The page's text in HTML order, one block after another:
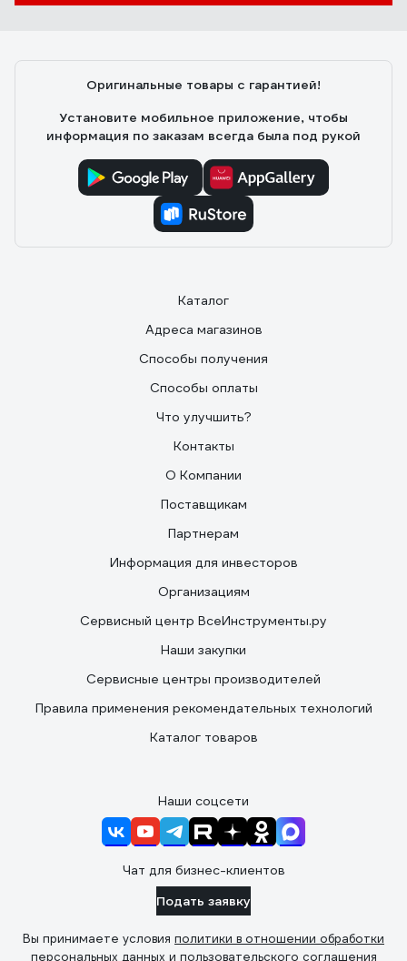
Оригинальные товары с гарантией!
Установите мобильное приложение, чтобы
информация по заказам всегда была под рукой
Каталог
Адреса магазинов
Способы получения
Способы оплаты
Что улучшить?
Контакты
О Компании
Поставщикам
Партнерам
Информация для инвесторов
Организациям
Сервисный центр ВсеИнструменты.ру
Наши закупки
Сервисные центры производителей
Правила применения рекомендательных технологий
Каталог товаров
Наши соцсети
Чат для бизнес-клиентов
Подать заявку
Вы принимаете условия политики в отношении обработки
персональных данных и пользовательского соглашения